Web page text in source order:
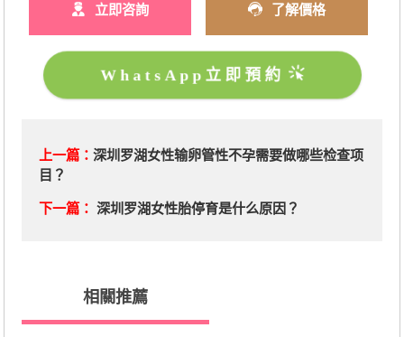
立即咨詢 了解價格
WhatsApp立即預約
上一篇： 深圳罗湖女性输卵管性不孕需要做哪些检查项
目？
下一篇： 深圳罗湖女性胎停育是什么原因？
相關推薦